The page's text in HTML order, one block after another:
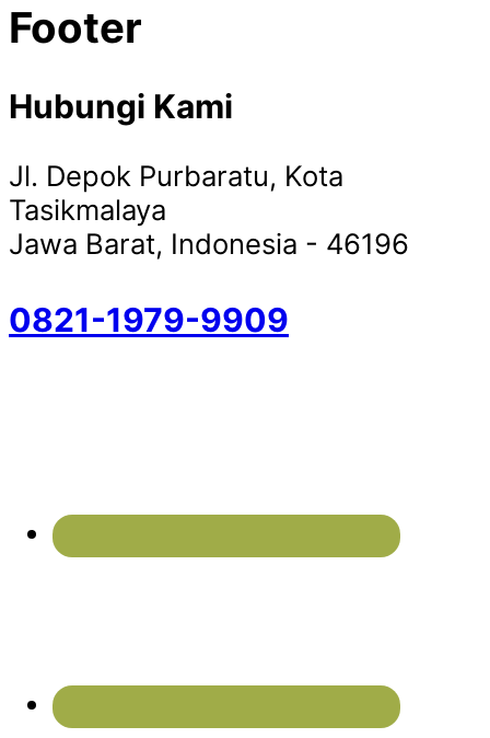
Footer
Hubungi Kami
Jl. Depok Purbaratu, Kota
Tasikmalaya
Jawa Barat, Indonesia - 46196
0821-1979-9909